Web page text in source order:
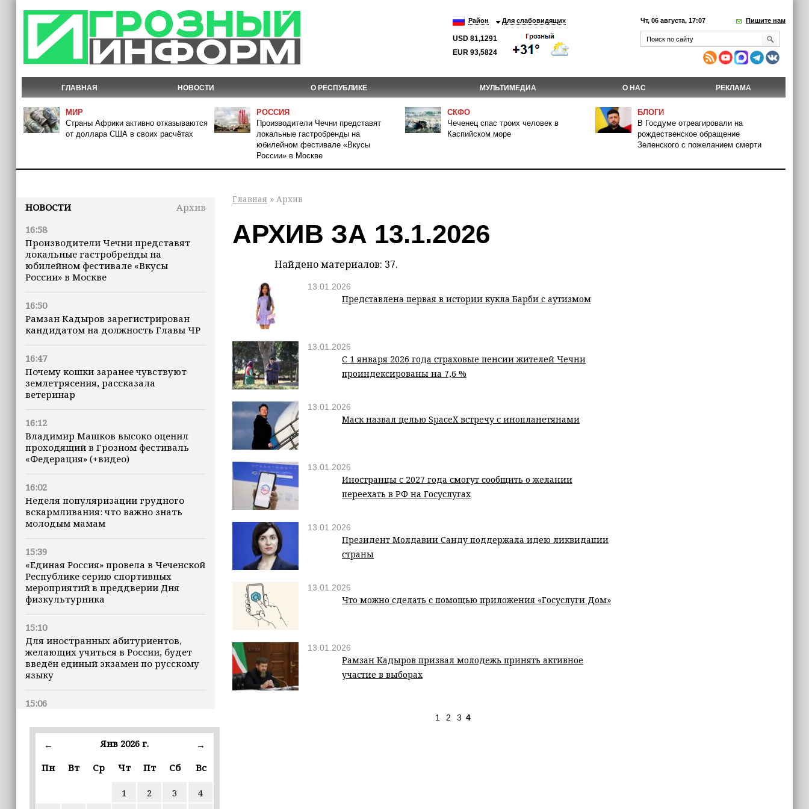
Район Для слабовидящих
USD 81,1291
EUR 93,5824
Чт, 06 августа, 17:07 Пишите нам
ГЛАВНАЯ НОВОСТИ О РЕСПУБЛИКЕ МУЛЬТИМЕДИА О НАС РЕКЛАМА
МИР
Страны Африки активно отказываются
от доллара США в своих расчётах
РОССИЯ
Производители Чечни представят
локальные гастробренды на
юбилейном фестивале «Вкусы
России» в Москве
СКФО
Чеченец спас троих человек в
Каспийском море
БЛОГИ
В Госдуме отреагировали на
рождественское обращение
Зеленского с пожеланием смерти
НОВОСТИ
Архив
16:58
Производители Чечни представят
локальные гастробренды на
юбилейном фестивале «Вкусы
России» в Москве
16:50
Рамзан Кадыров зарегистрирован
кандидатом на должность Главы ЧР
16:47
Почему кошки заранее чувствуют
землетрясения, рассказала
ветеринар
16:12
Владимир Машков высоко оценил
проходящий в Грозном фестиваль
«Федерация» (+видео)
16:02
Неделя популяризации грудного
вскармливания: что важно знать
молодым мамам
15:39
«Единая Россия» провела в Чеченской
Республике серию спортивных
мероприятий в преддверии Дня
физкультурника
15:10
Для иностранных абитуриентов,
желающих учиться в России, будет
введён единый экзамен по русскому
языку
15:06
новых учебников для школ
Страны Африки активно
← Янв 2026 г.
→
Пн
Вт Ср Чт Пт Сб Вс
1 2 3
4
Главная » Архив
АРХИВ ЗА 13.1.2026
Найдено материалов: 37.
13.01.2026
Представлена первая в истории кукла Барби с аутизмом
13.01.2026
С 1 января 2026 года страховые пенсии жителей Чечни
проиндексированы на 7,6 %
13.01.2026
Маск назвал целью SpaceX встречу с инопланетянами
13.01.2026
Иностранцы с 2027 года смогут сообщить о желании
переехать в РФ на Госуслугах
13.01.2026
Президент Молдавии Санду поддержала идею ликвидации
страны
13.01.2026
Что можно сделать с помощью приложения «Госуслуги Дом»
13.01.2026
Рамзан Кадыров призвал молодежь принять активное
участие в выборах
1 2 3 4